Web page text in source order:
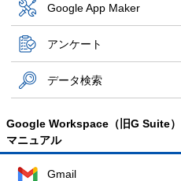
Google App Maker
アンケート
データ検索
Google Workspace（旧G Suite）
マニュアル
Gmail